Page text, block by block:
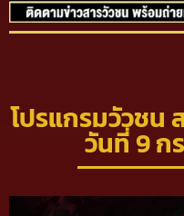
โปรแกรมวัวชน
วันที่ 9 ก